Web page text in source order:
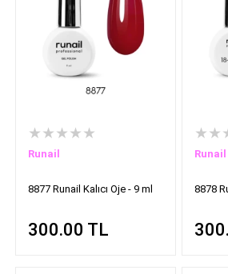
★★★★★
Runail
8877 Runail Kalıcı Oje - 9 ml
300.00 TL
Runail
8878